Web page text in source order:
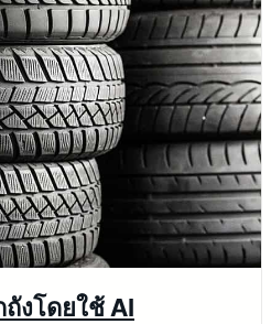
งโดยใช้ AI